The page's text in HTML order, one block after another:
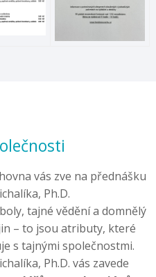
vás zve na přednášku
Ph.D.
tajné vědění a domnělý
– to jsou atributy, které
s tajnými společnostmi.
Ph.D. vás zavede